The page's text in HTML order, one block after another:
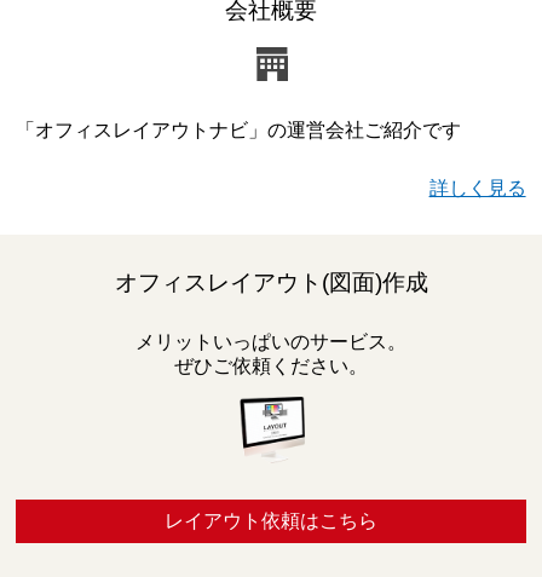
会社概要
「オフィスレイアウトナビ」の運営会社ご紹介です
詳しく見る
オフィスレイアウト(図面)作成
メリットいっぱいのサービス。
ぜひご依頼ください。
レイアウト依頼はこちら